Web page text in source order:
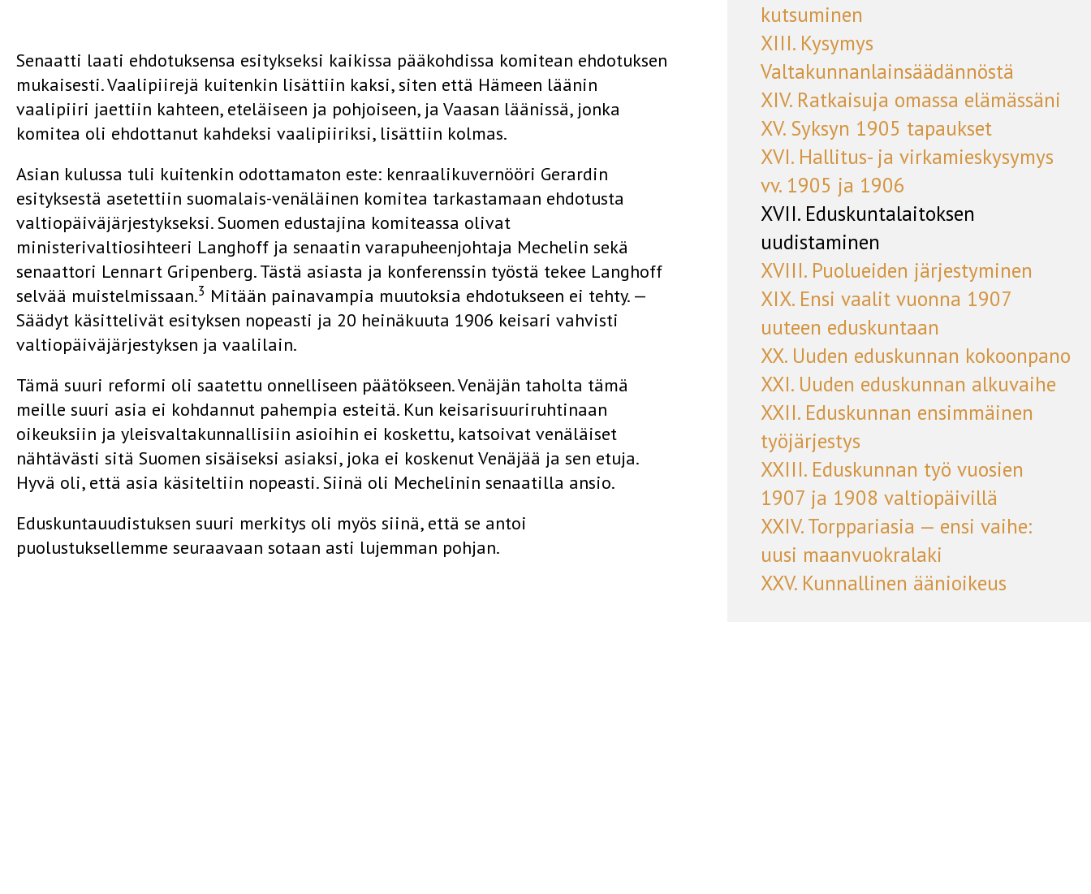
Senaatti laati ehdotuksensa esitykseksi kaikissa pääkohdissa komi­tean ehdotuksen
mukaisesti. Vaalipiirejä kuitenkin lisättiin kaksi, siten että Hämeen läänin
vaalipiiri jaettiin kahteen, eteläiseen ja pohjoiseen, ja Vaasan läänissä, jonka
komitea oli ehdottanut kahdeksi vaalipiiriksi, lisättiin kolmas.
Asian kulussa tuli kuitenkin odottamaton este: kenraalikuvernööri Gerardin
esityksestä asetettiin suomalais-venäläinen komitea tarkastamaan ehdotusta
valtiopäiväjärjestykseksi. Suomen edustajina komiteassa olivat
ministerivaltiosihteeri Langhoff ja senaatin varapuheenjohtaja Mechelin sekä
senaattori Lennart Gripenberg. Tästä asiasta ja konfe­renssin työstä tekee Langhoff
selvää muistelmissaan.3 Mitään painavam­pia muutoksia ehdotukseen ei tehty. —
Säädyt käsittelivät esityksen nopeasti ja 20 heinäkuuta 1906 keisari vahvisti
valtiopäiväjärjestyk­sen ja vaalilain.
Tämä suuri reformi oli saatettu onnelliseen päätökseen. Venäjän ta­holta tämä
meille suuri asia ei kohdannut pahempia esteitä. Kun keisarisuuriruhtinaan
oikeuksiin ja yleisvaltakunnallisiin asioihin ei koskettu, katsoivat venäläiset
nähtävästi sitä Suomen sisäiseksi asiaksi, joka ei koskenut Venäjää ja sen etuja.
Hyvä oli, että asia käsiteltiin nopeasti. Siinä oli Mechelinin senaatilla ansio.
Eduskuntauudistuksen suuri merkitys oli myös siinä, että se antoi
puolustuksellemme seuraavaan sotaan asti lujemman pohjan.
kutsuminen
XIII. Kysymys
Valtakunnanlainsäädännöstä
XIV. Ratkaisuja omassa elämässäni
XV. Syksyn 1905 tapaukset
XVI. Hallitus- ja virkamieskysymys
vv. 1905 ja 1906
XVII. Eduskuntalaitoksen
uudistaminen
XVIII. Puolueiden järjestyminen
XIX. Ensi vaalit vuonna 1907
uuteen eduskuntaan
XX. Uuden eduskunnan kokoonpano
XXI. Uuden eduskunnan alkuvaihe
XXII. Eduskunnan ensimmäinen
työjärjestys
XXIII. Eduskunnan työ vuosien
1907 ja 1908 valtiopäivillä
XXIV. Torppariasia — ensi vaihe:
uusi maanvuokralaki
XXV. Kunnallinen äänioikeus